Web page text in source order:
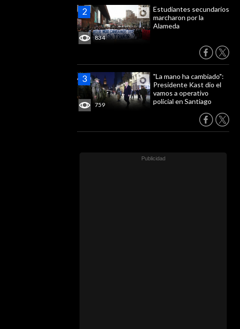
834
Estudiantes secundarios
marcharon por la
Alameda
759
"La mano ha cambiado":
Presidente Kast dio el
vamos a operativo
policial en Santiago